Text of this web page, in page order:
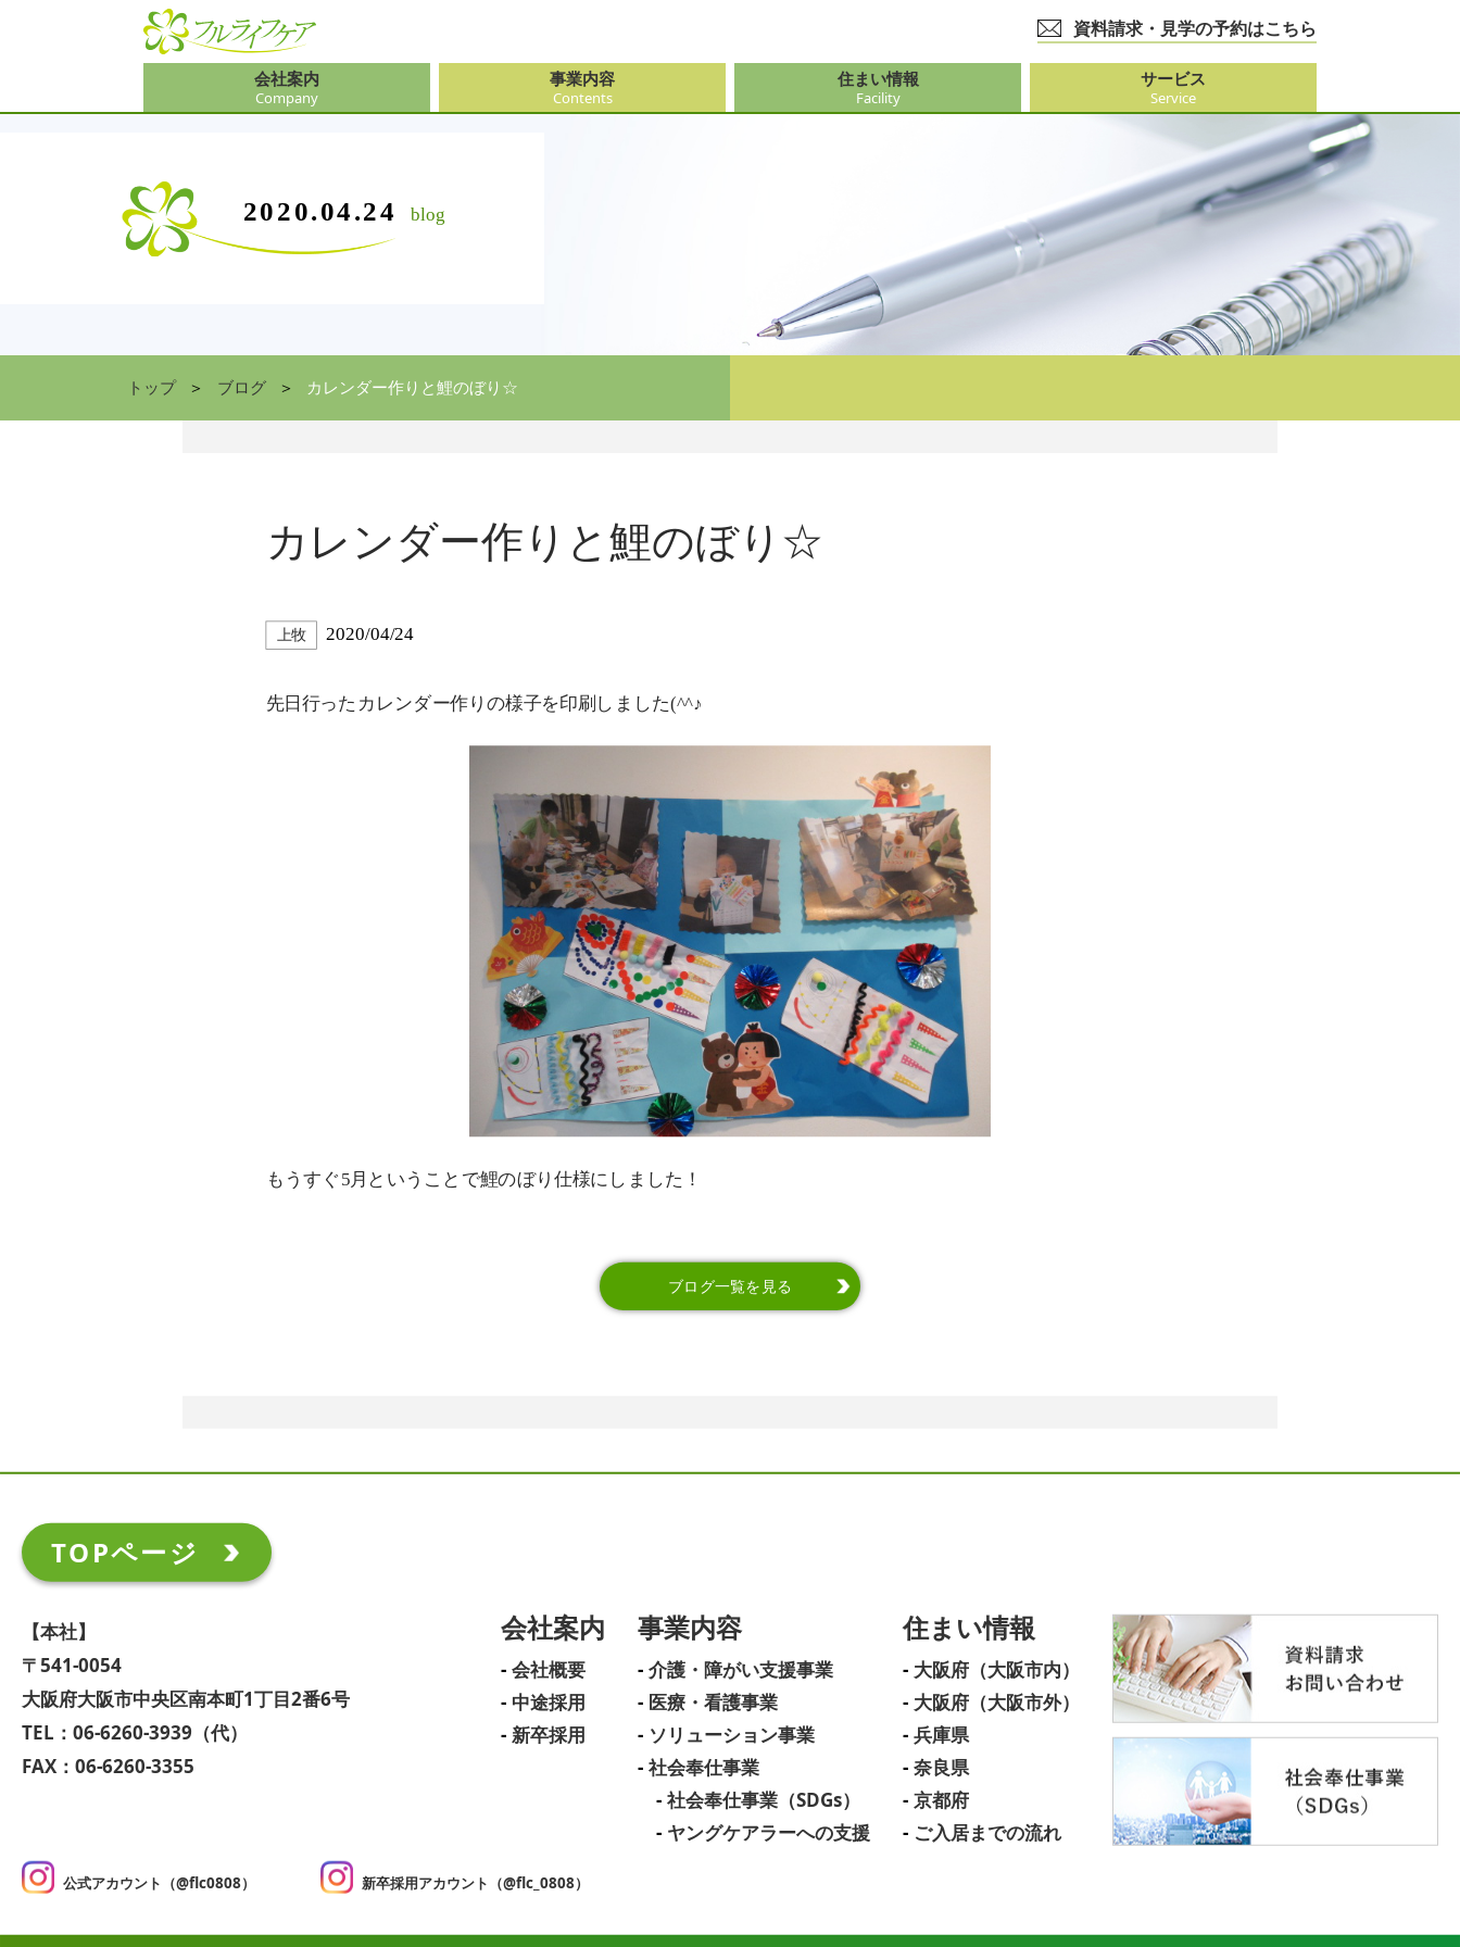
資料請求・見学の予約はこちら
会社案内
Company
会社案内
Company
事業内容
Contents
事業内容
Contents 社会奉仕事業
住まい情報
Facility
住まい情報
サービス
Service
サービス
Service レクリエーション
2020.04.24 blog
トップ ブログ カレンダー作りと鯉のぼり☆
カレンダー作りと鯉のぼり☆
上牧 2020/04/24
先日行ったカレンダー作りの様子を印刷しました(^^♪
もうすぐ5月ということで鯉のぼり仕様にしました！
ブログ一覧を見る
TOPページ
【本社】
〒541-0054
大阪府大阪市中央区南本町1丁目2番6号
TEL：06-6260-3939（代）
FAX：06-6260-3355
会社案内
会社概要
中途採用
新卒採用
事業内容
介護・障がい支援事業
医療・看護事業
ソリューション事業
社会奉仕事業
社会奉仕事業（SDGs）
ヤングケアラーへの支援
住まい情報
大阪府（大阪市内）
大阪府（大阪市外）
兵庫県
奈良県
京都府
ご入居までの流れ
公式アカウント（@flc0808） 新卒採用アカウント（@flc_0808）